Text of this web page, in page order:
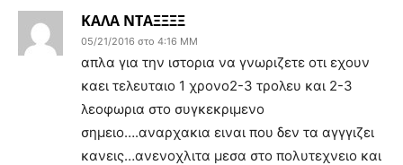
ΚΑΛΑ ΝΤΑΞΞΞΞ
05/21/2016 στο 4:16 ΜΜ
απλα για την ιστορια να γνωριζετε οτι εχουν
καει τελευταιο 1 χρονο2-3 τρολευ και 2-3
λεοφωρια στο συγκεκριμενο
σημειο….αναρχακια ειναι που δεν τα αγγγιζει
κανεις…ανενοχλιτα μεσα στο πολυτεχνειο και